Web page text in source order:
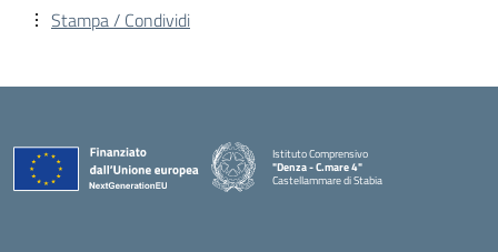
Stampa / Condividi
Istituto Comprensivo
"Denza - C.mare 4"
Castellammare di Stabia